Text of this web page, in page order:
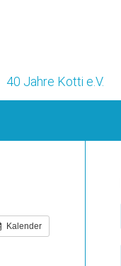
40 Jahre Kotti e.V.
Kalender